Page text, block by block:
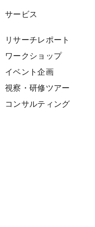
サービス
リサーチレポート
ワークショップ
イベント企画
視察・研修ツアー
コンサルティング